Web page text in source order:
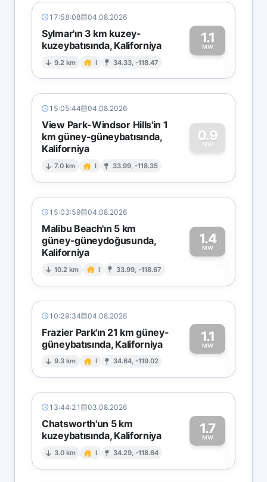
17:58:08 04.08.2026
Sylmar'ın 3 km kuzey-
kuzeybatısında, Kaliforniya
9.2 km I 34.33, -118.47
1.1
MW1
15:05:44 04.08.2026
View Park-Windsor Hills'in 1
km güney-güneybatısında,
Kaliforniya
7.0 km I 33.99, -118.35
0.9
MW
0
15:03:59 04.08.2026
Malibu Beach'ın 5 km
güney-güneydoğusunda,
Kaliforniya
10.2 km I 33.99, -118.67
1.4
MW
1
10:29:34 04.08.2026
Frazier Park'ın 21 km güney-
güneybatısında, Kaliforniya
9.3 km I 34.64, -119.02
1.1
MW1
13:44:21 03.08.2026
Chatsworth'un 5 km
kuzeybatısında, Kaliforniya
3.0 km I 34.29, -118.64
1.7
MW1